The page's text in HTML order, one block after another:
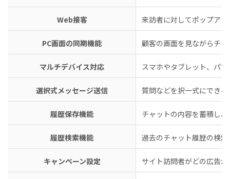
Web接客 来訪者に対してポップア
PC画面の同期機能 顧客の画面を見ながらチ
マルチデバイス対応 スマホやタブレット、パ
選択式メッセージ送信 質問などを択一式にできる
履歴保存機能 チャットの内容を蓄積し
履歴検索機能 過去のチャット履歴の検
キャンペーン設定 サイト訪問者がどの広告